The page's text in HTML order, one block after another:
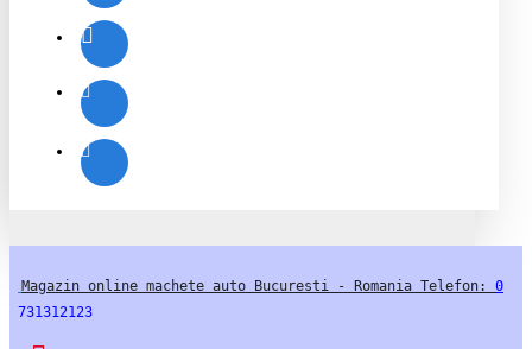
Magazin online machete auto Bucuresti - Romania Telefon: 0
731312123